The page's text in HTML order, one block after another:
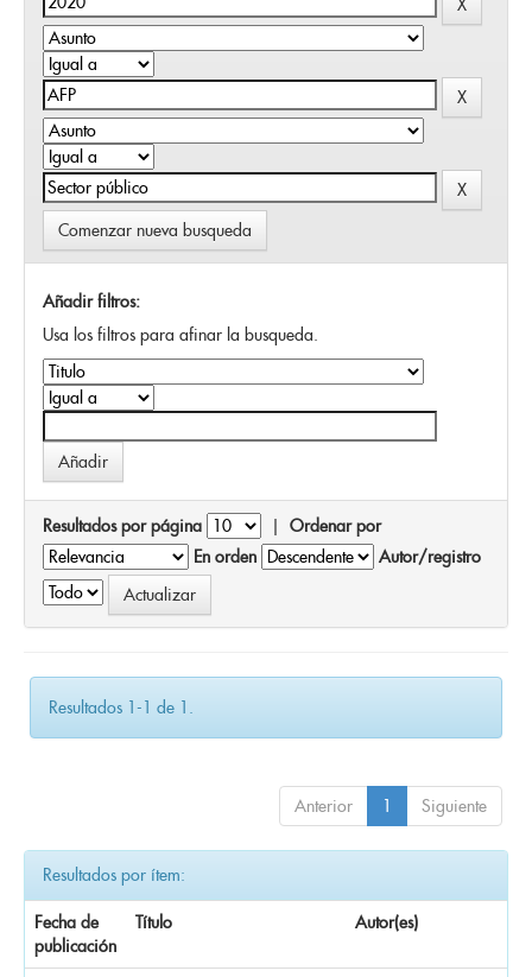
Comenzar nueva busqueda
Añadir filtros:
Usa los filtros para afinar la busqueda.
Resultados por página | Ordenar por
En orden
Autor/registro
Resultados 1-1 de 1.
Anterior 1 Siguiente
Resultados por ítem:
Fecha de
publicación
Título Autor(es)